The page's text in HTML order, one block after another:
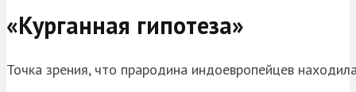
«Курганная гипотеза»
Точка зрения, что прародина индоевропейцев